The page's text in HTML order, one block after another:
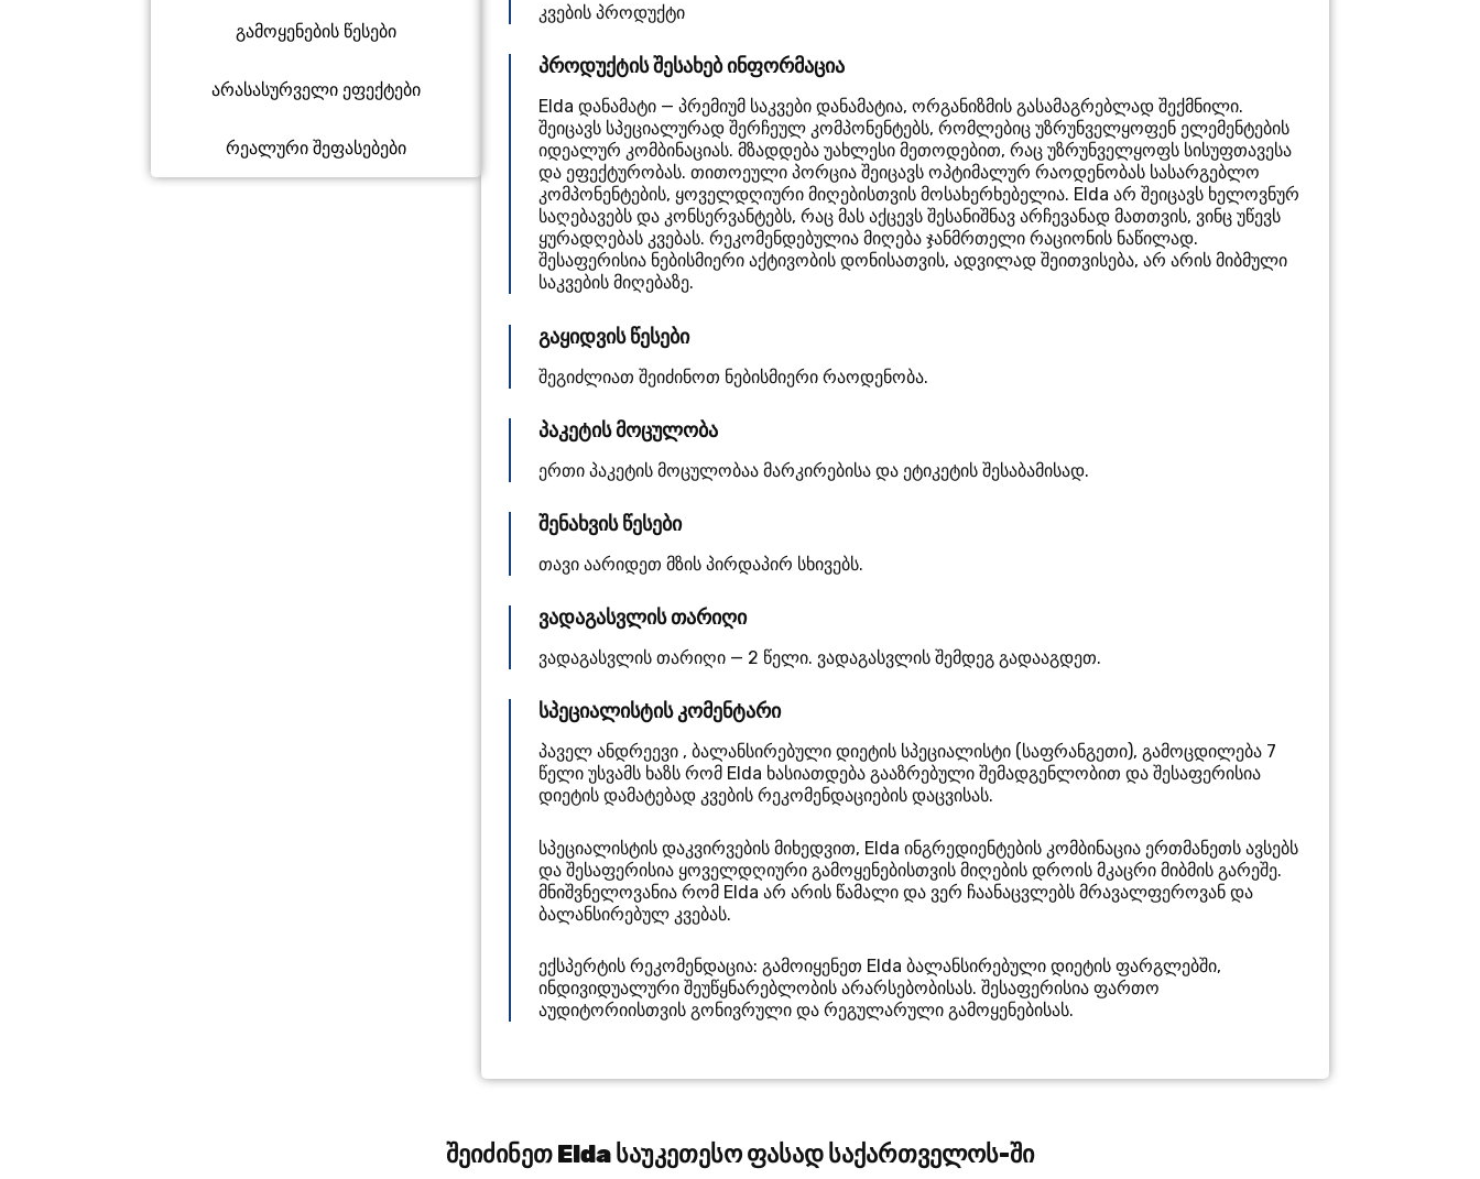
გამოყენების წესები
არასასურველი ეფექტები
რეალური შეფასებები
კვების პროდუქტი
პროდუქტის შესახებ ინფორმაცია
Elda დანამატი — პრემიუმ საკვები დანამატია, ორგანიზმის გასამაგრებლად შექმნილი.
შეიცავს სპეციალურად შერჩეულ კომპონენტებს, რომლებიც უზრუნველყოფენ ელემენტების
იდეალურ კომბინაციას. მზადდება უახლესი მეთოდებით, რაც უზრუნველყოფს სისუფთავესა
და ეფექტურობას. თითოეული პორცია შეიცავს ოპტიმალურ რაოდენობას სასარგებლო
კომპონენტების, ყოველდღიური მიღებისთვის მოსახერხებელია. Elda არ შეიცავს ხელოვნურ
საღებავებს და კონსერვანტებს, რაც მას აქცევს შესანიშნავ არჩევანად მათთვის, ვინც უწევს
ყურადღებას კვებას. რეკომენდებულია მიღება ჯანმრთელი რაციონის ნაწილად.
შესაფერისია ნებისმიერი აქტივობის დონისათვის, ადვილად შეითვისება, არ არის მიბმული
საკვების მიღებაზე.
გაყიდვის წესები
შეგიძლიათ შეიძინოთ ნებისმიერი რაოდენობა.
პაკეტის მოცულობა
ერთი პაკეტის მოცულობაა მარკირებისა და ეტიკეტის შესაბამისად.
შენახვის წესები
თავი აარიდეთ მზის პირდაპირ სხივებს.
ვადაგასვლის თარიღი
ვადაგასვლის თარიღი — 2 წელი. ვადაგასვლის შემდეგ გადააგდეთ.
სპეციალისტის კომენტარი
პაველ ანდრეევი , ბალანსირებული დიეტის სპეციალისტი (საფრანგეთი), გამოცდილება 7
წელი უსვამს ხაზს რომ Elda ხასიათდება გააზრებული შემადგენლობით და შესაფერისია
დიეტის დამატებად კვების რეკომენდაციების დაცვისას.
სპეციალისტის დაკვირვების მიხედვით, Elda ინგრედიენტების კომბინაცია ერთმანეთს ავსებს
და შესაფერისია ყოველდღიური გამოყენებისთვის მიღების დროის მკაცრი მიბმის გარეშე.
მნიშვნელოვანია რომ Elda არ არის წამალი და ვერ ჩაანაცვლებს მრავალფეროვან და
ბალანსირებულ კვებას.
ექსპერტის რეკომენდაცია: გამოიყენეთ Elda ბალანსირებული დიეტის ფარგლებში,
ინდივიდუალური შეუწყნარებლობის არარსებობისას. შესაფერისია ფართო
აუდიტორიისთვის გონივრული და რეგულარული გამოყენებისას.
შეიძინეთ Elda საუკეთესო ფასად საქართველოს-ში